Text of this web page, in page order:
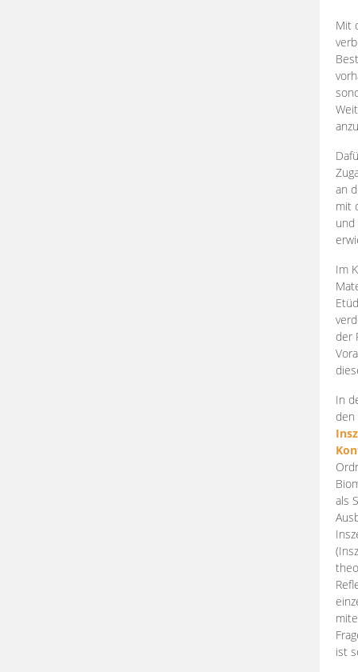
Mit
an
mit
und
Im
der
In
den
als
ist